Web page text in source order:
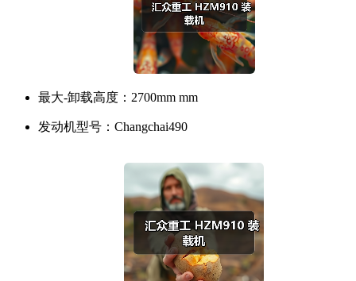
最大-卸载高度： 2700mm mm
发动机型号： Changchai490